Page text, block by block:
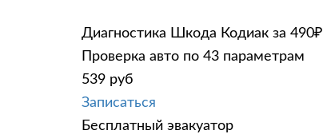
Диагностика Шкода Кодиак за 490₽
Проверка авто по 43 параметрам
539 руб
Записаться
Бесплатный эвакуатор